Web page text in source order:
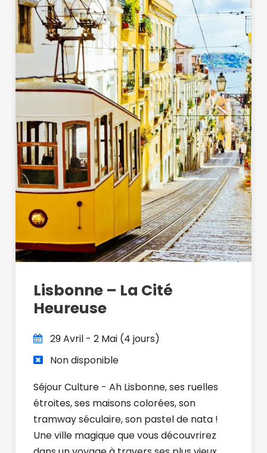
Lisbonne – La Cité
Heureuse
29 Avril - 2 Mai (4 jours)
Non disponible
Séjour Culture - Ah Lisbonne, ses ruelles
étroites, ses maisons colorées, son
tramway séculaire, son pastel de nata !
Une ville magique que vous découvrirez